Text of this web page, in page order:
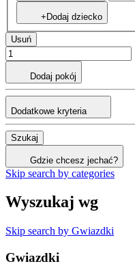
+Dodaj dziecko
Usuń
Dodaj pokój
Dodatkowe kryteria
Szukaj
Gdzie chcesz jechać?
Skip search by categories
Wyszukaj wg
Skip search by Gwiazdki
Gwiazdki